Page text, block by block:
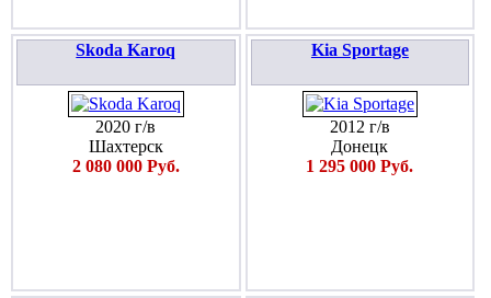
Skoda Karoq
2020 г/в
Шахтерск
2 080 000 Руб.
Kia Sportage
2012 г/в
Донецк
1 295 000 Руб.